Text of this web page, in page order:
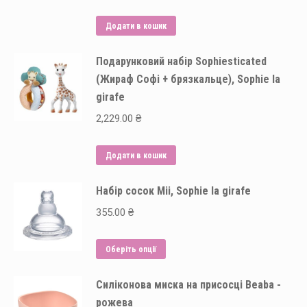
Додати в кошик
Подарунковий набір Sophiesticated
(Жираф Софі + брязкальце), Sophie la
girafe
2,229.00 ₴
Додати в кошик
Набір сосок Mii, Sophie la girafe
355.00 ₴
Оберіть опції
має
Силіконова миска на присосці Beaba -
рожева